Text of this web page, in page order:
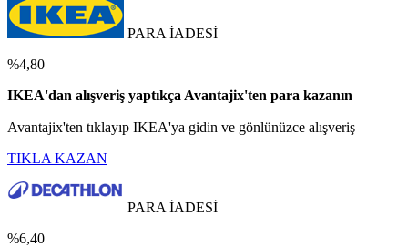
PARA İADESİ
%4,80
IKEA'dan alışveriş yaptıkça Avantajix'ten para kazanın
Avantajix'ten tıklayıp IKEA'ya gidin ve gönlünüzce alışveriş
TIKLA KAZAN
PARA İADESİ
%6,40